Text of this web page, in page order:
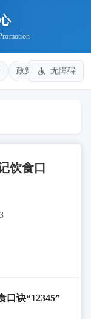
政策法规 健康
无障碍
饮食口
口诀“12345”